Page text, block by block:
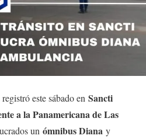
registró este sábado en Sancti
a la Panamericana de Las
un ómnibus Diana y